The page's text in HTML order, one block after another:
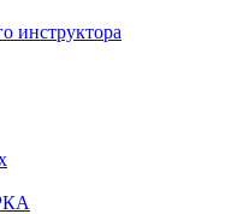
инструктора